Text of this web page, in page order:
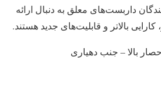
داربست‌های معلق به دنبال ارائه
بالاتر و قابلیت‌های جدید هستند.
بالا – جنب دهیاری